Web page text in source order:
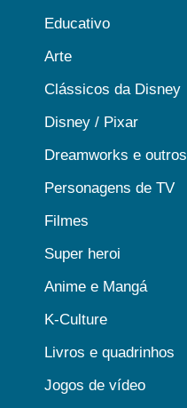
Educativo
Arte
Clássicos da Disney
Disney / Pixar
Dreamworks e outros
Personagens de TV
Filmes
Super heroi
Anime e Mangá
K-Culture
Livros e quadrinhos
Jogos de vídeo